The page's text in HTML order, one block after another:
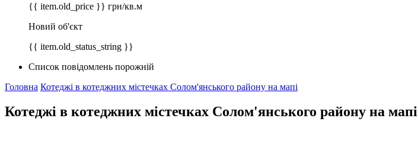
{{ item.old_price }} грн/кв.м
Новий об'єкт
{{ item.old_status_string }}
Список повідомлень порожній
Головна Котеджі в котеджних містечках Солом'янського району на мапі
Котеджі в котеджних містечках Солом'янського району на мапі